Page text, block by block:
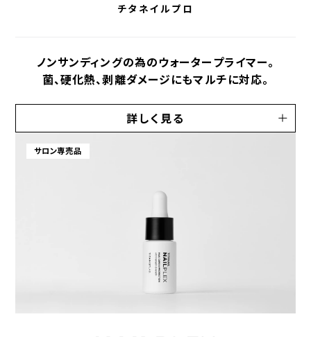
チタネイルプロ
ノンサンディングの為のウォータープライマー。
菌、硬化熱、剥離ダメージにもマルチに対応。
詳しく見る
サロン専売品